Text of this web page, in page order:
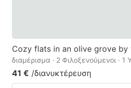
Cozy flats in an olive grove by
διαμέρισμα · 2 Φιλοξενούμενοι · 1
41 € /διανυκτέρευση